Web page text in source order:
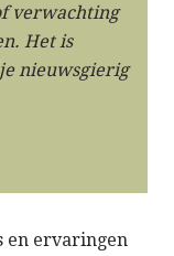
verwachting
Het is
nieuwsgierig
en ervaringen